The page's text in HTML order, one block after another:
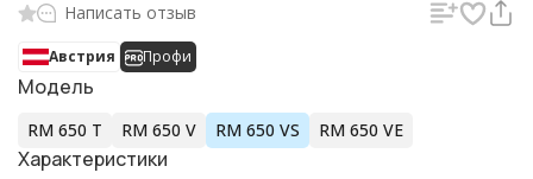
Написать отзыв
Австрия Профи
Модель
RM 650 T RM 650 V RM 650 VS RM 650 VE
Характеристики